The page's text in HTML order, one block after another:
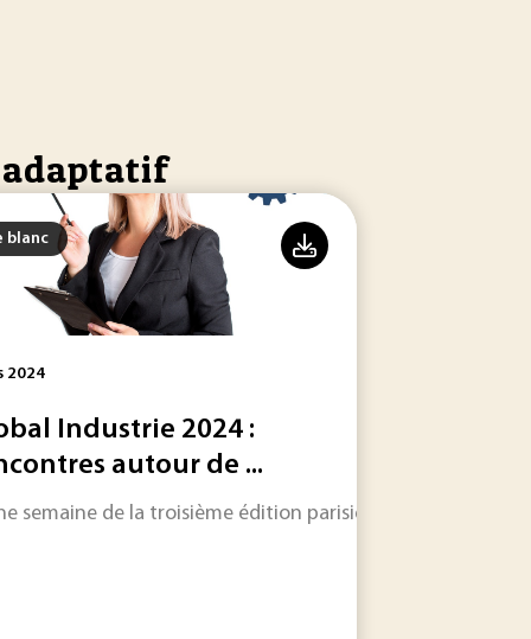
adaptatif
de l'industrie 4.0 en France.
blanc
2024
Industrie 2024 :
autour de ...
semaine de la troisième édition parisienne, nous avons